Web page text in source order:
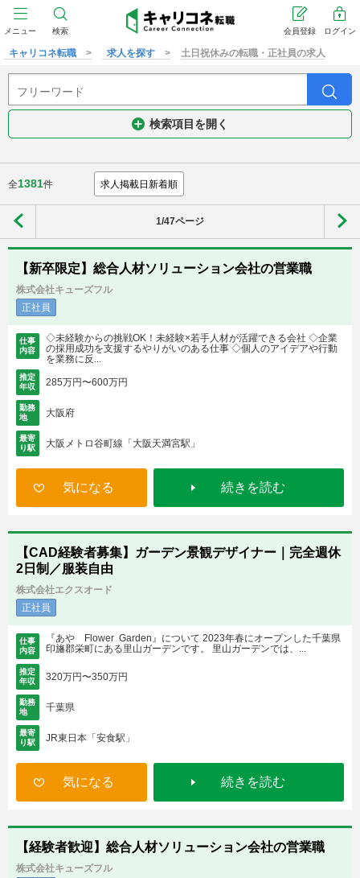
メニュー 検索 ログイン
会員登録
キャリコネ転職 求人を探す 土日祝休みの転職・正社員の求人
検索項目を開く
全1381件
1/47ページ
【新卒限定】総合人材ソリューション会社の営業職
株式会社キューズフル
正社員
仕事
内容
◇未経験からの挑戦OK！未経験×若手人材が活躍できる会社 ◇企業
の採用成功を支援するやりがいのある仕事 ◇個人のアイデアや行動
を業務に反...
推定
年収
285万円〜600万円
勤務
地
大阪府
最寄
り駅
大阪メトロ谷町線「大阪天満宮駅」
気になる 続きを読む
【CAD経験者募集】ガーデン景観デザイナー｜完全週休
2日制／服装自由
株式会社エクスオード
正社員
仕事
内容
『あや Flower Garden』について 2023年春にオープンした千葉県
印旛郡栄町にある里山ガーデンです。 里山ガーデンでは、...
推定
年収
320万円〜350万円
勤務
地
千葉県
最寄
り駅
JR東日本「安食駅」
気になる 続きを読む
【経験者歓迎】総合人材ソリューション会社の営業職
株式会社キューズフル